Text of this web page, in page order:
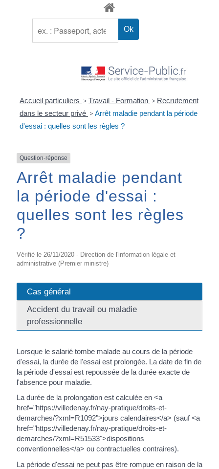
Accueil particuliers > Travail - Formation > Recrutement
dans le secteur privé > Arrêt maladie pendant la période
d'essai : quelles sont les règles ?
Question-réponse
Arrêt maladie pendant
la période d'essai :
quelles sont les règles
?
Vérifié le 26/11/2020 - Direction de l'information légale et
administrative (Premier ministre)
Cas général
Accident du travail ou maladie
professionnelle
Lorsque le salarié tombe malade au cours de la période
d'essai, la durée de l'essai est prolongée. La date de fin de
la période d'essai est repoussée de la durée exacte de
l'absence pour maladie.
La durée de la prolongation est calculée en <a
href="https://villedenay.fr/nay-pratique/droits-et-
demarches/?xml=R1092">jours calendaires</a> (sauf <a
href="https://villedenay.fr/nay-pratique/droits-et-
demarches/?xml=R51533">dispositions
conventionnelles</a> ou contractuelles contraires).
La période d'essai ne peut pas être rompue en raison de la